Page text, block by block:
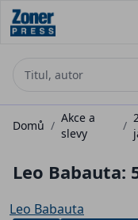
Domů /
Akce a
slevy
/
Leo Babauta:
Leo Babauta